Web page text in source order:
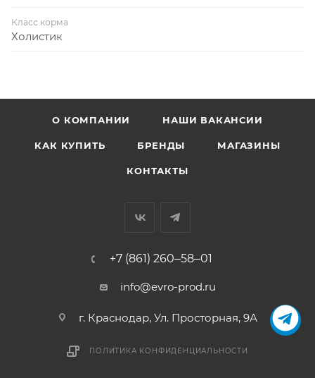
Класс корма
Холистик
О КОМПАНИИ НАШИ ВАКАНСИИ
КАК КУПИТЬ БРЕНДЫ МАГАЗИНЫ
КОНТАКТЫ
+7 (861) 260‒58‒01
info@evro-prod.ru
г. Краснодар, ​Ул. Просторная, 9А
ПОЛИТИКА КОНФИДЕНЦИАЛЬНОСТИ